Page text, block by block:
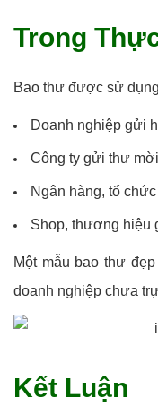
Trong
Bao thư được sử
Doanh nghiệp gửi
Công ty gửi thư
Ngân hàng, tổ
Shop, thương hiệu
Một mẫu bao thư
doanh nghiệp chưa
Kết Luận